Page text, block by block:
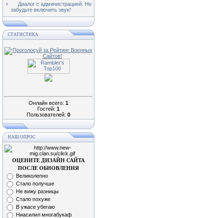
Диалог с администрацией. Не
забудьте включить звук!
СТАТИСТИКА
Онлайн всего: 1
Гостей: 1
Пользователей: 0
НАШ ОПРОС
ОЦЕНИТЕ ДИЗАЙН САЙТА
ПОСЛЕ ОБНОВЛЕНИЯ
Великолепно
Стало получше
Не вижу разницы
Стало похуже
В ужасе убегаю
Ниасилил многабукаф